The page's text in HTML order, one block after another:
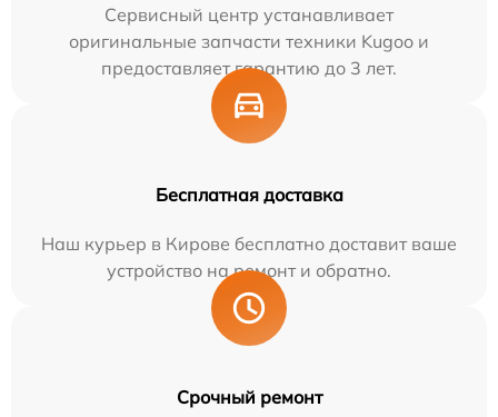
Сервисный центр устанавливает
оригинальные запчасти техники Kugoo и
предоставляет гарантию до 3 лет.
Бесплатная доставка
Наш курьер в Кирове бесплатно доставит ваше
устройство на ремонт и обратно.
Срочный ремонт